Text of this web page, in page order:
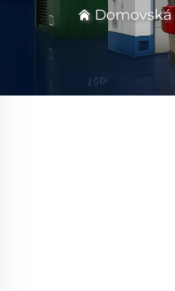
Domovská